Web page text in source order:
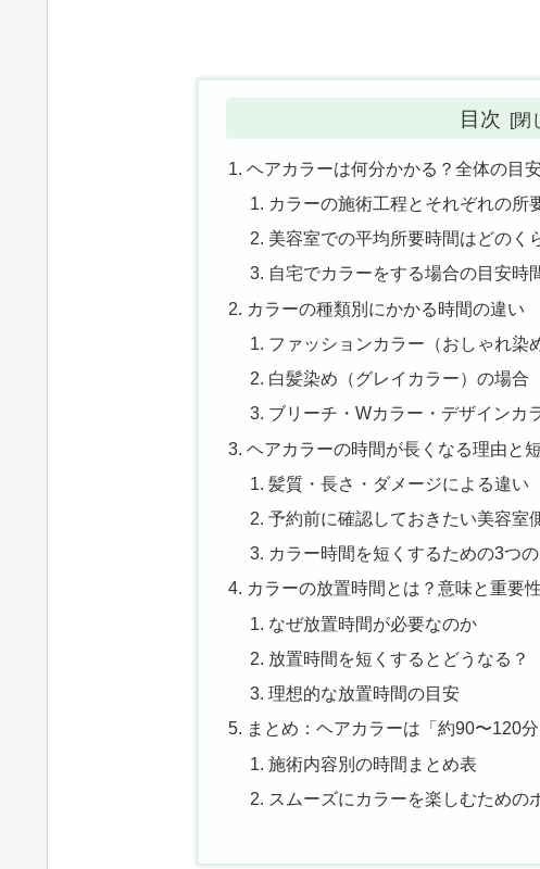
目次
ヘアカラーは何分かかる？全体の目
カラーの施術工程とそれぞれの所
美容室での平均所要時間はどのく
自宅でカラーをする場合の目安時
カラーの種類別にかかる時間の違い
ファッションカラー（おしゃれ染
白髪染め（グレイカラー）の場合
ブリーチ・Wカラー・デザインカ
ヘアカラーの時間が長くなる理由と
髪質・長さ・ダメージによる違い
予約前に確認しておきたい美容室
カラー時間を短くするための3つ
カラーの放置時間とは？意味と重要
なぜ放置時間が必要なのか
放置時間を短くするとどうなる？
理想的な放置時間の目安
まとめ：ヘアカラーは「約90〜120
施術内容別の時間まとめ表
スムーズにカラーを楽しむための